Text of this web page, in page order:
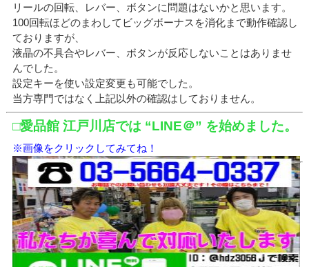
リールの回転、レバー、ボタンに問題はないかと思います。
100回転ほどのまわしてビッグボーナスを消化まで動作確認し
ておりますが、
液晶の不具合やレバー、ボタンが反応しないことはありませ
んでした。
設定キーを使い設定変更も可能でした。
当方専門ではなく上記以外の確認はしておりません。
□愛品館 江戸川店では “LINE＠” を始めました。
※画像をクリックしてみてね！